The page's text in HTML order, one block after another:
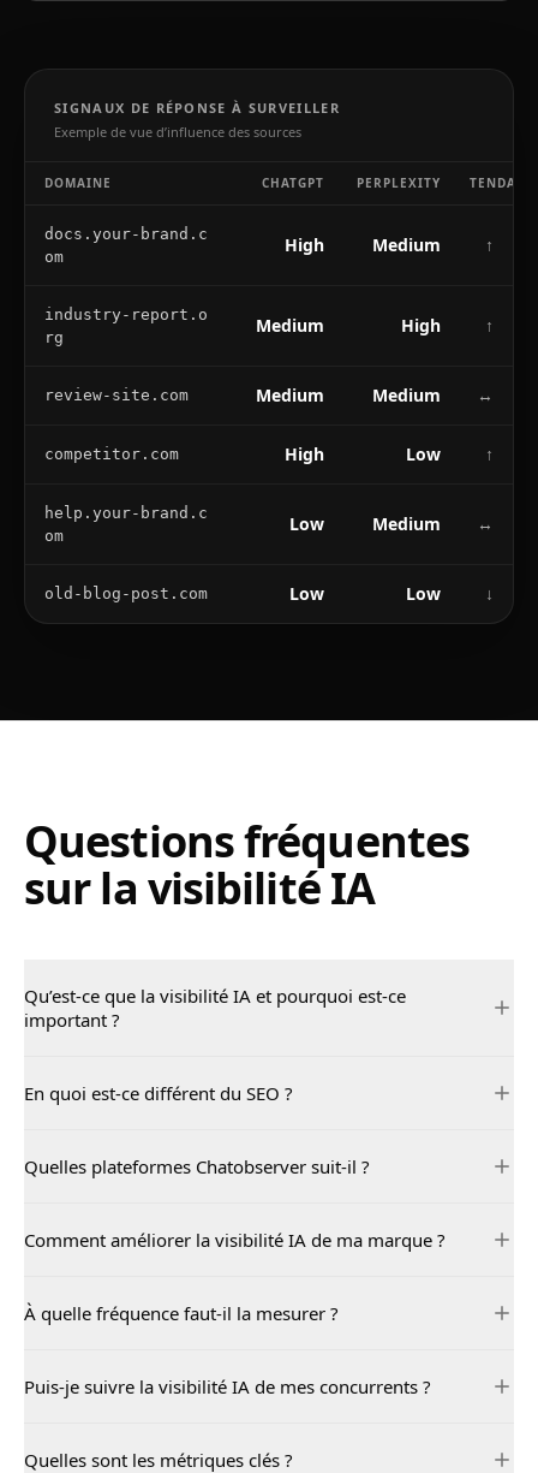
SIGNAUX DE RÉPONSE À SURVEILLER
Exemple de vue d’influence des sources
DOMAINE CHATGPT PERPLEXITY
docs.your-brand.c
om
High Medium ↑
industry-report.o
rg
Medium High ↑
review-site.com Medium Medium ↔
competitor.com High Low ↑
help.your-brand.c
om
Low Medium ↔
old-blog-post.com Low Low ↓
Questions fréquentes
sur la visibilité IA
Qu’est-ce que la visibilité IA et pourquoi est-ce
important ?
En quoi est-ce différent du SEO ?
Quelles plateformes Chatobserver suit-il ?
Comment améliorer la visibilité IA de ma marque ?
À quelle fréquence faut-il la mesurer ?
Puis-je suivre la visibilité IA de mes concurrents ?
Quelles sont les métriques clés ?